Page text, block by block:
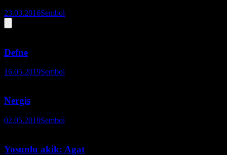
23.03.2016Sembol
Defne
16.05.2019Sembol
Nergis
02.05.2019Sembol
Yosunlu akik: Agat